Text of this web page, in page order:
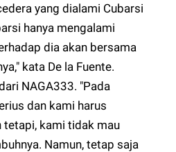
yang dialami Cubarsi
hanya mengalami
dia akan bersama
kata De la Fuente.
NAGA333. "Pada
dan kami harus
tetapi, kami tidak mau
Namun, tetap saja